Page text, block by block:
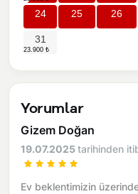
24 25 26
31
Yorumlar
Gizem Doğan
19.07.2025tarihinden
Ev beklentimizin